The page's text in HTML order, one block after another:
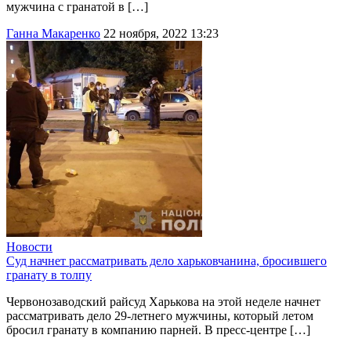
мужчина с гранатой в […]
Ганна Макаренко 22 ноября, 2022 13:23
Новости
Суд начнет рассматривать дело харьковчанина, бросившего
гранату в толпу
Червонозаводский райсуд Харькова на этой неделе начнет
рассматривать дело 29-летнего мужчины, который летом
бросил гранату в компанию парней. В пресс-центре […]